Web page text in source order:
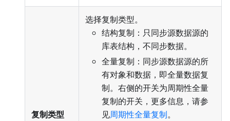
复制类型
选择复制类型。
结构复制：只同步源数据源的
库表结构，不同步数据。
全量复制：同步源数据源的所
有对象和数据，即全量数据复
制。右侧的开关为周期性全量
复制的开关，更多信息，请参
见周期性全量复制。